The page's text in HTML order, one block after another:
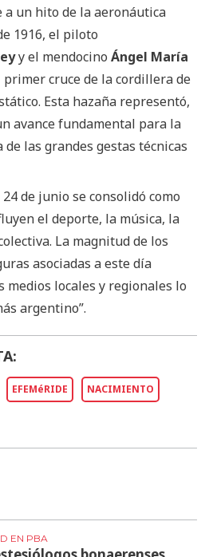
un hito de la aeronáutica
1916, el piloto
y el mendocino Ángel María
cruce de la cordillera de
Esta hazaña representó,
avance fundamental para la
las grandes gestas técnicas
de junio se consolidó como
el deporte, la música, la
La magnitud de los
asociadas a este día
medios locales y regionales lo
argentino”.
EFEMéRIDE NACIMIENTO
EN PBA